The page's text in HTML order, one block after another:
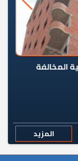
المخالفة
المزيد